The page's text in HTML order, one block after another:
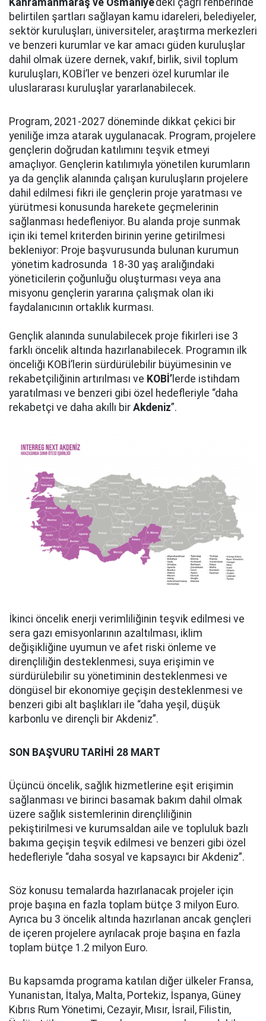
Kahramanmaraş ve Osmaniye’deki çağrı rehberinde
belirtilen şartları sağlayan kamu idareleri, belediyeler,
sektör kuruluşları, üniversiteler, araştırma merkezleri
ve benzeri kurumlar ve kar amacı güden kuruluşlar
dahil olmak üzere dernek, vakıf, birlik, sivil toplum
kuruluşları, KOBİ’ler ve benzeri özel kurumlar ile
uluslararası kuruluşlar yararlanabilecek.
Program, 2021-2027 döneminde dikkat çekici bir
yeniliğe imza atarak uygulanacak. Program, projelere
gençlerin doğrudan katılımını teşvik etmeyi
amaçlıyor. Gençlerin katılımıyla yönetilen kurumların
ya da gençlik alanında çalışan kuruluşların projelere
dahil edilmesi fikri ile gençlerin proje yaratması ve
yürütmesi konusunda harekete geçmelerinin
sağlanması hedefleniyor. Bu alanda proje sunmak
için iki temel kriterden birinin yerine getirilmesi
bekleniyor: Proje başvurusunda bulunan kurumun
yönetim kadrosunda 18-30 yaş aralığındaki
yöneticilerin çoğunluğu oluşturması veya ana
misyonu gençlerin yararına çalışmak olan iki
faydalanıcının ortaklık kurması.
Gençlik alanında sunulabilecek proje fikirleri ise 3
farklı öncelik altında hazırlanabilecek. Programın ilk
önceliği KOBİ’lerin sürdürülebilir büyümesinin ve
rekabetçiliğinin artırılması ve KOBİ’ lerde istihdam
yaratılması ve benzeri gibi özel hedefleriyle “daha
rekabetçi ve daha akıllı bir Akdeniz”.
İkinci öncelik enerji verimliliğinin teşvik edilmesi ve
sera gazı emisyonlarının azaltılması, iklim
değişikliğine uyumun ve afet riski önleme ve
dirençliliğin desteklenmesi, suya erişimin ve
sürdürülebilir su yönetiminin desteklenmesi ve
döngüsel bir ekonomiye geçişin desteklenmesi ve
benzeri gibi alt başlıkları ile “daha yeşil, düşük
karbonlu ve dirençli bir Akdeniz”.
SON BAŞVURU TARİHİ 28 MART
Üçüncü öncelik, sağlık hizmetlerine eşit erişimin
sağlanması ve birinci basamak bakım dahil olmak
üzere sağlık sistemlerinin dirençliliğinin
pekiştirilmesi ve kurumsaldan aile ve topluluk bazlı
bakıma geçişin teşvik edilmesi ve benzeri gibi özel
hedefleriyle “daha sosyal ve kapsayıcı bir Akdeniz”.
Söz konusu temalarda hazırlanacak projeler için
proje başına en fazla toplam bütçe 3 milyon Euro.
Ayrıca bu 3 öncelik altında hazırlanan ancak gençleri
de içeren projelere ayrılacak proje başına en fazla
toplam bütçe 1.2 milyon Euro.
Bu kapsamda programa katılan diğer ülkeler Fransa,
Yunanistan, İtalya, Malta, Portekiz, İspanya, Güney
Kıbrıs Rum Yönetimi, Cezayir, Mısır, İsrail, Filistin,